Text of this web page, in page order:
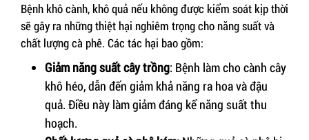
Bệnh khô cành, khô quả nếu không được kiểm soát kịp thời
sẽ gây ra những thiệt hại nghiêm trọng cho năng suất và
chất lượng cà phê. Các tác hại bao gồm:
Giảm năng suất cây trồng: Bệnh làm cho cành cây
khô héo, dẫn đến giảm khả năng ra hoa và đậu
quả. Điều này làm giảm đáng kể năng suất thu
hoạch.